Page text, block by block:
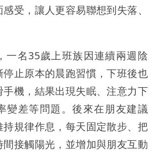
受，讓人更容易聯想到失落、
一名35歲上班族因連續兩週陰
止原本的晨跑習慣，下班後也
手機，結果出現失眠、注意力下
變差等問題。後來在朋友建議
規律作息，每天固定散步、把
接觸陽光，並增加與朋友互動